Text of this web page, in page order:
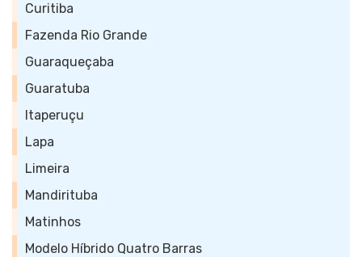
Curitiba
Fazenda Rio Grande
Guaraqueçaba
Guaratuba
Itaperuçu
Lapa
Limeira
Mandirituba
Matinhos
Modelo Híbrido Quatro Barras